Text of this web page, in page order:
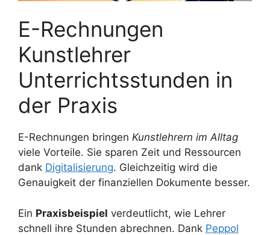
E-Rechnungen
Kunstlehrer
Unterrichtsstunden in
der Praxis
E-Rechnungen bringen Kunstlehrern im Alltag
viele Vorteile. Sie sparen Zeit und Ressourcen
dank Digitalisierung. Gleichzeitig wird die
Genauigkeit der finanziellen Dokumente besser.
Ein Praxisbeispiel verdeutlicht, wie Lehrer
schnell ihre Stunden abrechnen. Dank Peppol